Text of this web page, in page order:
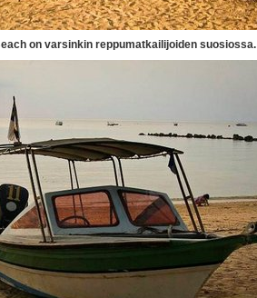
on varsinkin reppumatkailijoiden suosiossa.